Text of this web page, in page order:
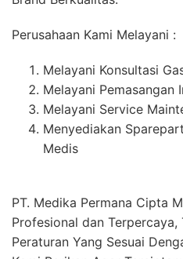
Perusahaan Kami Melayani :
Melayani Konsultasi
Melayani Pemasangan
Melayani Service
Menyediakan
Medis
PT. Medika Permana Cipta
Profesional dan
Peraturan Yang Sesuai